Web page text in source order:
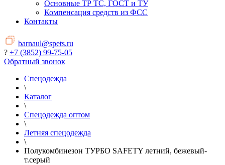
Основные ТР ТС, ГОСТ и ТУ
Компенсация средств из ФСС
Контакты
barnaul@spets.ru
? +7 (3852) 99-75-05
Обратный звонок
Спецодежда
\
Каталог
\
Спецодежда оптом
\
Летняя спецодежда
\
Полукомбинезон ТУРБО SAFETY летний, бежевый-
т.серый